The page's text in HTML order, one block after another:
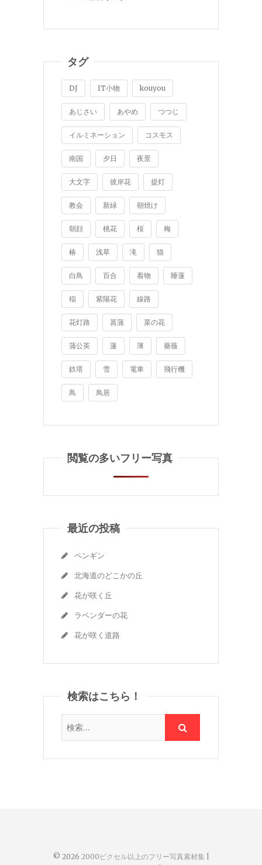
タグ
DJ IT小物 kouyou
あじさい あやめ つつじ
イルミネーション コスモス
南国 夕日 夜景
大文字 彼岸花 提灯
教会 新緑 朝焼け
朝顔 桃花 桜 梅
椿 浅草 滝 猫
白鳥 百合 着物 睡蓮
稲 紫陽花 線路
花灯路 菖蒲 菜の花
蒲公英 蓮 薄 薔薇
鉄塔 雪 電車 飛行機
鳥 鳥居
閲覧の多いフリー写真
最近の投稿
ペンギン
北海道のどこかの丘
花が咲く丘
ラベンダーの花
花が咲く道路
検索はこちら！
© 2026 2000ピクセル以上のフリー写真素材集